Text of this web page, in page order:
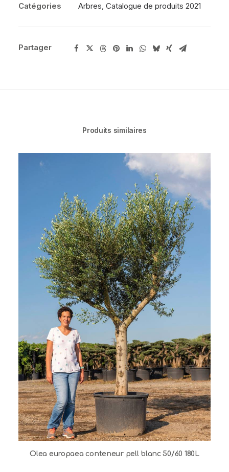
Catégories
Arbres, Catalogue de produits 2021
Partager
Produits similaires
Olea europaea conteneur pell blanc 50/60 180L